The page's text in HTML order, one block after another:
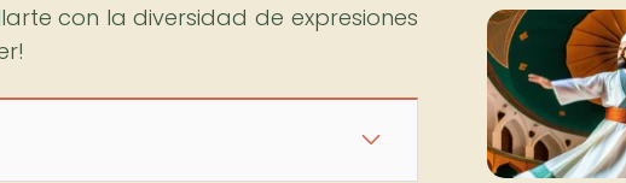
con la diversidad de expresiones